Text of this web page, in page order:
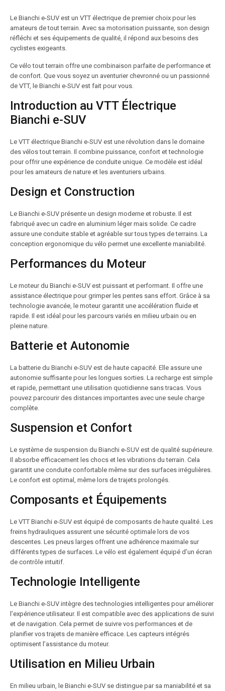
Le Bianchi e-SUV est un VTT électrique de premier choix pour les
amateurs de tout terrain. Avec sa motorisation puissante, son design
réfléchi et ses équipements de qualité, il répond aux besoins des
cyclistes exigeants.
Ce vélo tout terrain offre une combinaison parfaite de performance et
de confort. Que vous soyez un aventurier chevronné ou un passionné
de VTT, le Bianchi e-SUV est fait pour vous.
Introduction au VTT Électrique
Bianchi e-SUV
Le VTT électrique Bianchi e-SUV est une révolution dans le domaine
des vélos tout terrain. Il combine puissance, confort et technologie
pour offrir une expérience de conduite unique. Ce modèle est idéal
pour les amateurs de nature et les aventuriers urbains.
Design et Construction
Le Bianchi e-SUV présente un design moderne et robuste. Il est
fabriqué avec un cadre en aluminium léger mais solide. Ce cadre
assure une conduite stable et agréable sur tous types de terrains. La
conception ergonomique du vélo permet une excellente maniabilité.
Performances du Moteur
Le moteur du Bianchi e-SUV est puissant et performant. Il offre une
assistance électrique pour grimper les pentes sans effort. Grâce à sa
technologie avancée, le moteur garantit une accélération fluide et
rapide. Il est idéal pour les parcours variés en milieu urbain ou en
pleine nature.
Batterie et Autonomie
La batterie du Bianchi e-SUV est de haute capacité. Elle assure une
autonomie suffisante pour les longues sorties. La recharge est simple
et rapide, permettant une utilisation quotidienne sans tracas. Vous
pouvez parcourir des distances importantes avec une seule charge
complète.
Suspension et Confort
Le système de suspension du Bianchi e-SUV est de qualité supérieure.
Il absorbe efficacement les chocs et les vibrations du terrain. Cela
garantit une conduite confortable même sur des surfaces irrégulières.
Le confort est optimal, même lors de trajets prolongés.
Composants et Équipements
Le VTT Bianchi e-SUV est équipé de composants de haute qualité. Les
freins hydrauliques assurent une sécurité optimale lors de vos
descentes. Les pneus larges offrent une adhérence maximale sur
différents types de surfaces. Le vélo est également équipé d’un écran
de contrôle intuitif.
Technologie Intelligente
Le Bianchi e-SUV intègre des technologies intelligentes pour améliorer
l’expérience utilisateur. Il est compatible avec des applications de suivi
et de navigation. Cela permet de suivre vos performances et de
planifier vos trajets de manière efficace. Les capteurs intégrés
optimisent l’assistance du moteur.
Utilisation en Milieu Urbain
En milieu urbain, le Bianchi e-SUV se distingue par sa maniabilité et sa